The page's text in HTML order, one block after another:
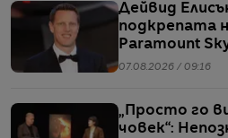
Дейвид
подкрепата
Paramount
WBD
07.08.2026 / 09:16
„Просто го
човек“: